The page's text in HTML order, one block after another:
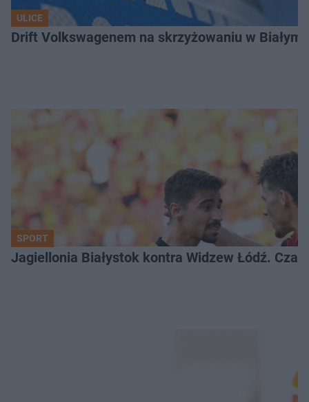
ULICE
Drift Volkswagenem na skrzyżowaniu w
SPORT
Jagiellonia Białystok kontra Widzew Łódź.